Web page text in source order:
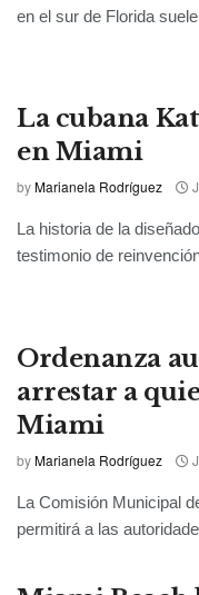
en el sur de Florida
La cubana
en Miami
byMarianela Rodríguez
La historia de la
testimonio de
Ordenanza
arrestar a
Miami
byMarianela Rodríguez
La Comisión Municipal
permitirá a las